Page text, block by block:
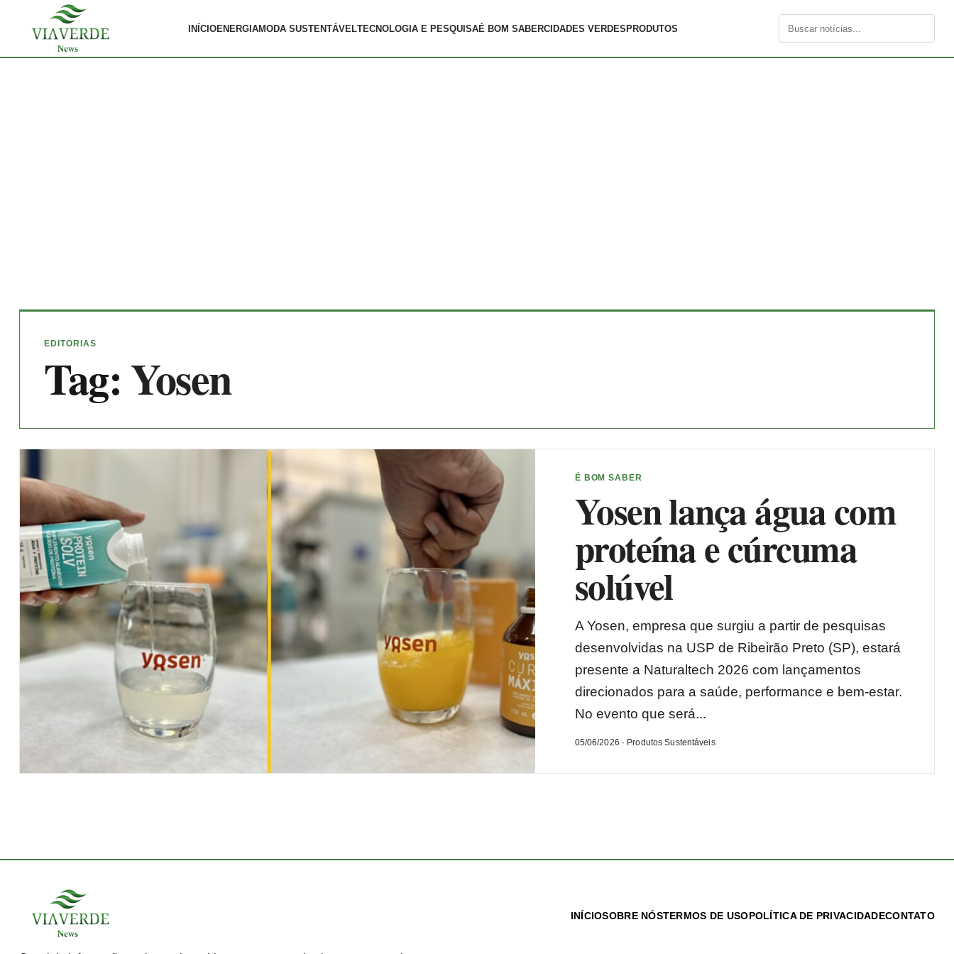
INÍCIOENERGIAMODA SUSTENTÁVELTECNOLOGIA E PESQUISAÉ BOM SABERCIDADES VERDES PRODUTOS
Buscar
EDITORIAS
Tag:Yosen
É BOM SABER
Yosen lança água com
proteína e cúrcuma
solúvel
A Yosen, empresa que surgiu a partir de pesquisas
desenvolvidas na USP de Ribeirão Preto (SP), estará
presente a Naturaltech 2026 com lançamentos
direcionados para a saúde, performance e bem-estar.
No evento que será...
05/06/2026 · Produtos Sustentáveis
INÍCIOSOBRE NÓSTERMOS DE USOPOLÍTICA DE PRIVACIDADECONTATO